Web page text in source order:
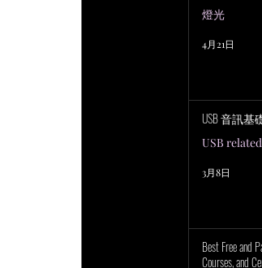
燈光
4月21日
USB 音訊基
USB related
3月8日
Best Free and
Courses, and